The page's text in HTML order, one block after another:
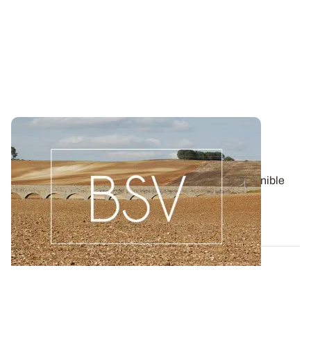
Bulletin de santé du Végétal - Bourgogne-
Franche-Comté : Grandes Cultures
Aujourd'hui, le BSV Grandes Cultures n°8 est disponible
pour la région BOURGOGNE-FRANCHE...
06 AOÛT 2026